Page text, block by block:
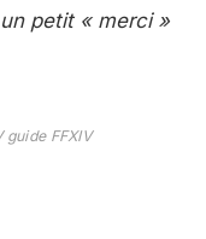
petit « merci »
guide FFXIV